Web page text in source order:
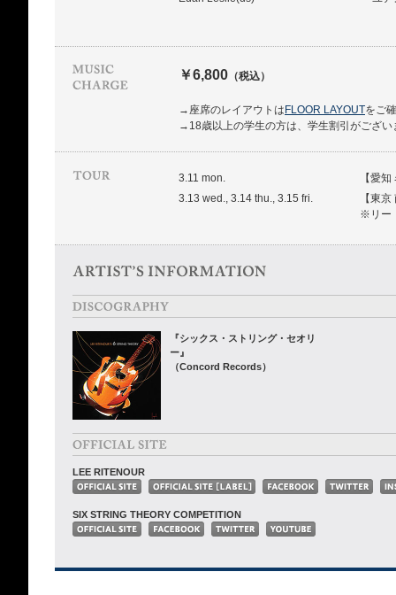
￥6,800 （税込）
→座席のレイアウトは FLOOR LAYOUTをご
→18歳以上の学生の方は、学生割引がござい
3.11 mon.
【愛
3.13 wed., 3.14 thu., 3.15 fri.
【東
※リー
『シックス・ストリング・セオリ
ー』
（Concord Records）
LEE RITENOUR
SIX STRING THEORY COMPETITION